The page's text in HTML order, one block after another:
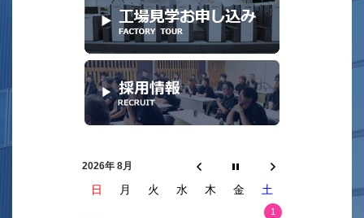
2026年 8月
日 月 火 水 木 金 土
1